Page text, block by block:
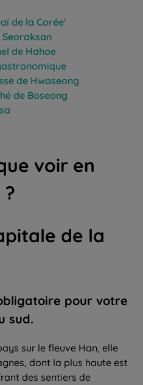
de la Corée'
de Hahoe
de Hwaseong
de Boseong
voir en
de la
pour votre
sud.
sur le fleuve Han, elle
dont la plus haute est
des sentiers de